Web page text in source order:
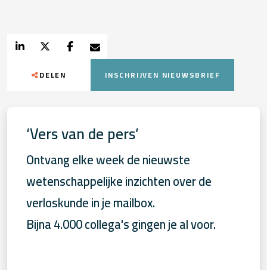
DELEN INSCHRIJVEN NIEUWSBRIEF
‘Vers van de pers’
Ontvang elke week de nieuwste
wetenschappelijke inzichten over de
verloskunde in je mailbox.
Bijna 4.000 collega's gingen je al voor.